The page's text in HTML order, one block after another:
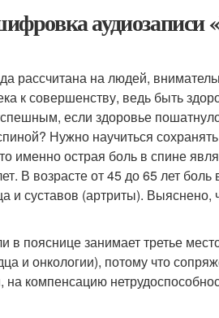
аудиозаписи
рассчитана на людей,
к совершенству, ведь быть
если здоровье
Нужно научиться
именно острая боль в спине
В возрасте от 45 до 65 лет
и суставов (артриты). Выяснено,
пояснице занимает третье
и онкологии), потому что
компенсацию